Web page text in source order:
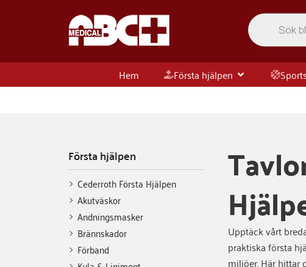
Products
search
Hem Första hjälpen Öppna Första
Första hjälpen
Cederroth Första Hjälpen
Akutväskor
Andningsmasker
Brännskador
Förband
Upptäck vårt
praktiska första
miljöer. Här